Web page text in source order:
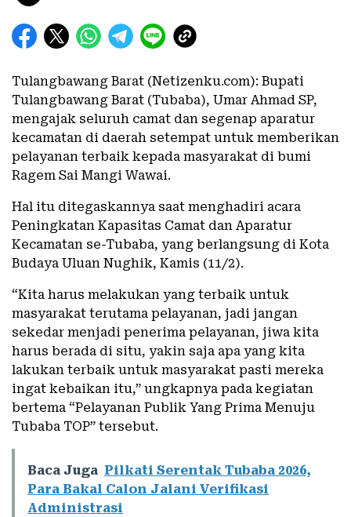
Tulangbawang Barat (Netizenku.com): Bupati
Tulangbawang Barat (Tubaba), Umar Ahmad SP,
mengajak seluruh camat dan segenap aparatur
kecamatan di daerah setempat untuk memberikan
pelayanan terbaik kepada masyarakat di bumi
Ragem Sai Mangi Wawai.
Hal itu ditegaskannya saat menghadiri acara
Peningkatan Kapasitas Camat dan Aparatur
Kecamatan se-Tubaba, yang berlangsung di Kota
Budaya Uluan Nughik, Kamis (11/2).
“Kita harus melakukan yang terbaik untuk
masyarakat terutama pelayanan, jadi jangan
sekedar menjadi penerima pelayanan, jiwa kita
harus berada di situ, yakin saja apa yang kita
lakukan terbaik untuk masyarakat pasti mereka
ingat kebaikan itu,” ungkapnya pada kegiatan
bertema “Pelayanan Publik Yang Prima Menuju
Tubaba TOP” tersebut.
Baca Juga Pilkati Serentak Tubaba 2026,
Para Bakal Calon Jalani Verifikasi
Administrasi